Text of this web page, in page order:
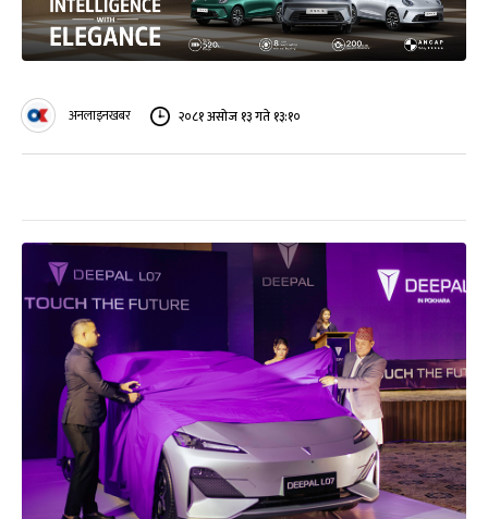
अनलाइनखबर २०८१ असोज १३ गते १३:१०